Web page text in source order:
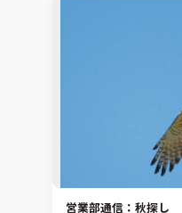
営業部通信：秋探し